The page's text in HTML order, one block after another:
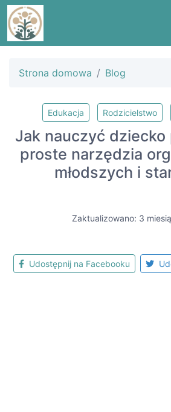
Strona domowa Blog
Edukacja Rodzicielstwo
Jak nauczyć dziecko
proste narzędzia
młodszych i
Zaktualizowano: 3
Udostępnij na Facebooku